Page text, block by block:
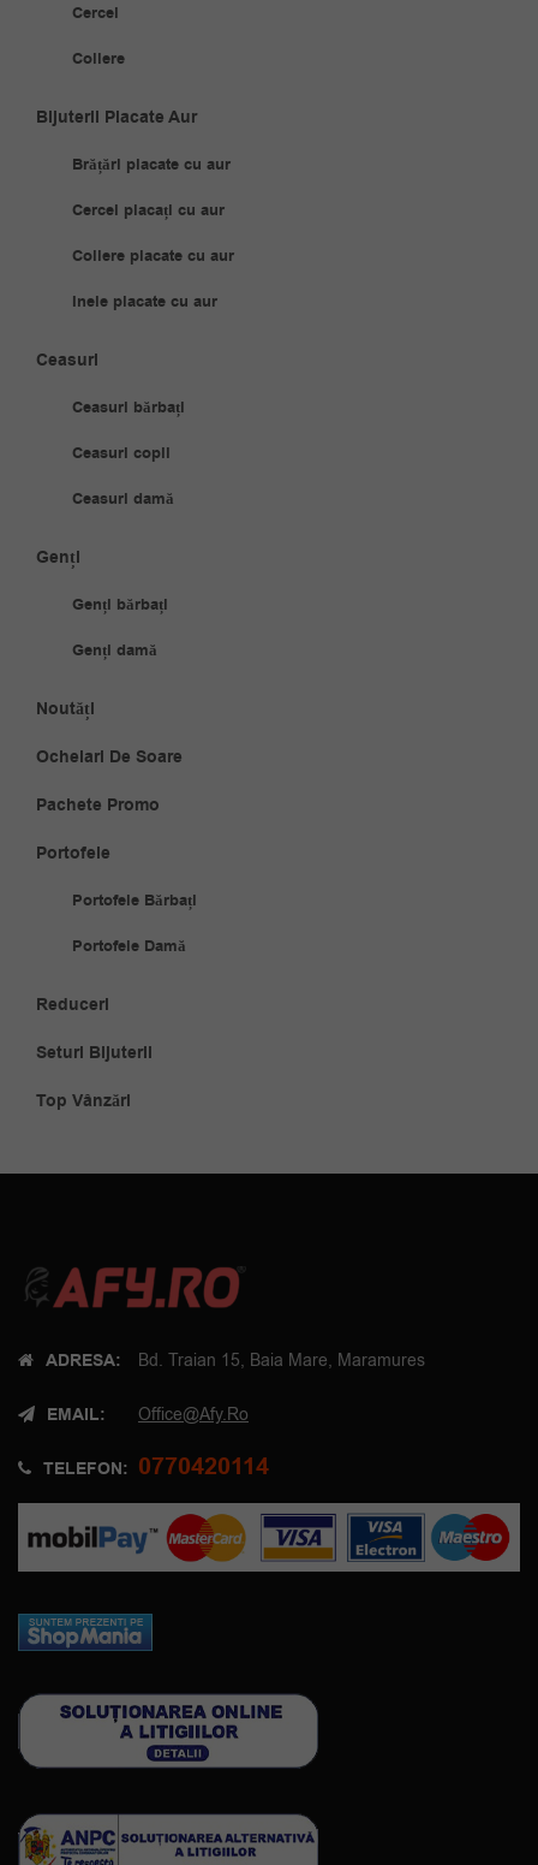
Cercei
Coliere
Bijuterii Placate Aur
Brățări placate cu aur
Cercei placați cu aur
Coliere placate cu aur
Inele placate cu aur
Ceasuri
Ceasuri bărbați
Ceasuri copii
Ceasuri damă
Genți
Genți bărbați
Genți damă
Noutăți
Ochelari De Soare
Pachete Promo
Portofele
Portofele Bărbați
Portofele Damă
Reduceri
Seturi Bijuterii
Top Vânzări
ADRESA: Bd. Traian 15, Baia Mare, Maramures
EMAIL: Office@afy.ro
TELEFON: 0770420114